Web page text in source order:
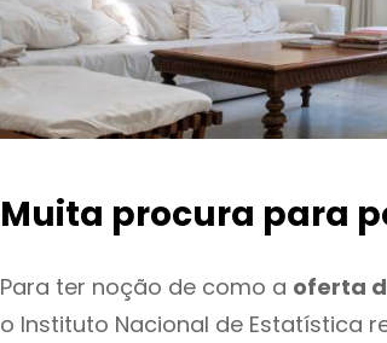
Muita procura para
Para ter noção de como a oferta
o Instituto Nacional de Estatística